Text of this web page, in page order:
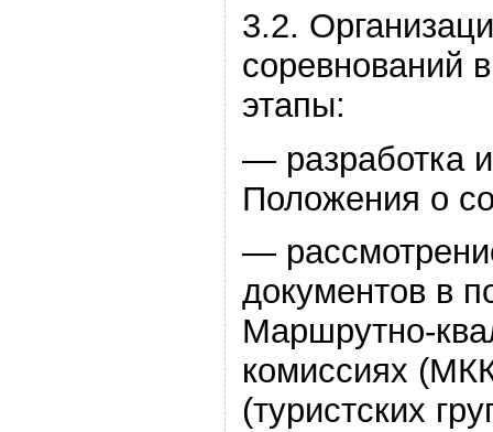
3.2.
соревнований
этапы:
— разработка
Положения о
—
документов в
Маршрутно-
комиссиях
(туристских